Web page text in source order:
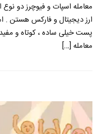
معامله اسپات و فیوچرز دو نوع
ارز دیجیتال و فارکس هستن .
پست خیلی ساده ، کوتاه و
معامله […]